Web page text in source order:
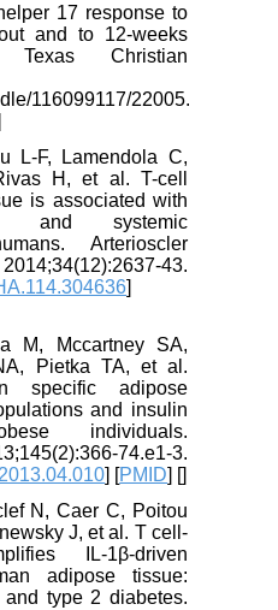
17 response to
and to 12-weeks
Texas Christian
116099117/22005.
L-F, Lamendola C,
H, et al. T-cell
is associated with
and systemic
Arterioscler
43.
M, Mccartney SA,
Pietka TA, et al.
specific adipose
and insulin
individuals.
74.e1-3.
] [PMID] [
N, Caer C, Poitou
J, et al. T cell-
IL-1β-driven
adipose tissue:
and type 2 diabetes.